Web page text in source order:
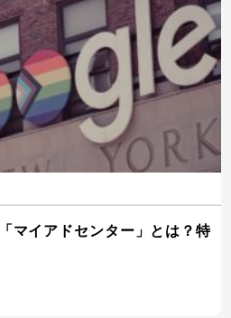
マイアドセンター」とは？特